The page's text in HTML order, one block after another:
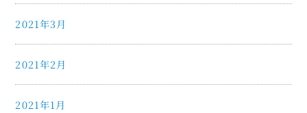
2021年3月
2021年2月
2021年1月